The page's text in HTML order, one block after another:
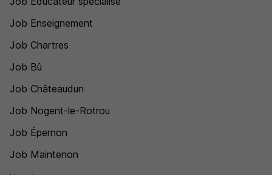
Job Enseignement
Job Chartres
Job Bû
Job Châteaudun
Job Nogent-le-Rotrou
Job Épernon
Job Maintenon